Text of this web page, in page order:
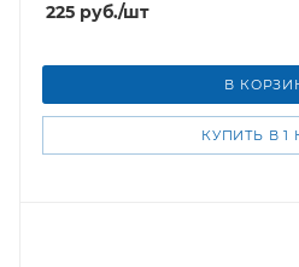
225 руб./шт
В
КУПИТЬ В 1